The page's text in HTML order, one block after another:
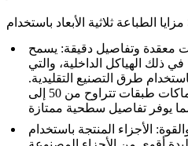
معقدة وتفاصيل دقيقة: يسمح SLS بإنشاء هندسات
ذلك الهياكل الداخلية، والتي
طرق التصنيع التقليدية.
تتيح التقنية دقة عالية، مع سماكات طبقات تتراوح من 50 إلى
: الأجزاء المنتجة باستخدام SLS قوية ووظيفية